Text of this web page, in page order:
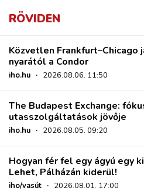
RÖVIDEN
Közvetlen
nyarától a Condor
iho.hu · 2026.08.06. 11:50
The Budapest Exchange:
utasszolgáltatások jövője
iho.hu · 2026.08.05. 09:20
Hogyan fér fel egy ágyú egy
Lehet, Pálházán kiderül!
iho/vasút · 2026.08.01. 17:00